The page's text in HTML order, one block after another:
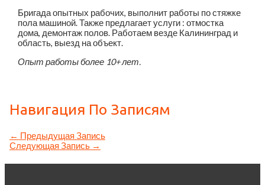
Бригада опытных рабочих, выполнит работы по стяжке
пола машиной. Также предлагает услуги : отмостка
дома, демонтаж полов. Работаем везде Калининград и
область, выезд на объект.
Опыт работы более 10+ лет.
Навигация По Записям
← Предыдущая Запись
Следующая Запись →